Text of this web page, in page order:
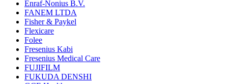
Enraf-Nonius B.V.
FANEM LTDA
Fisher & Paykel
Flexicare
Folee
Fresenius Kabi
Fresenius Medical Care
FUJIFILM
FUKUDA DENSHI